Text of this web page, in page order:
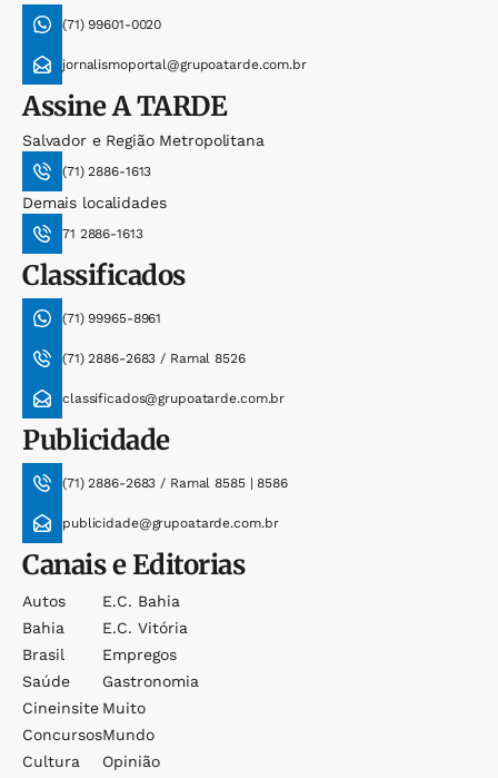
(71) 99601-0020
jornalismoportal@grupoatarde.com.br
AssineA TARDE
Salvador e Região Metropolitana
(71) 2886-1613
Demais localidades
71 2886-1613
Classificados
(71) 99965-8961
(71) 2886-2683 / Ramal 8526
classificados@grupoatarde.com.br
Publicidade
(71) 2886-2683 / Ramal 8585 | 8586
publicidade@grupoatarde.com.br
Canais e Editorias
Autos
Bahia
Brasil
Saúde
Cineinsite
Concursos
Cultura
E.c. Bahia
E.c. Vitória
Empregos
Gastronomia
Muito
Mundo
Opinião